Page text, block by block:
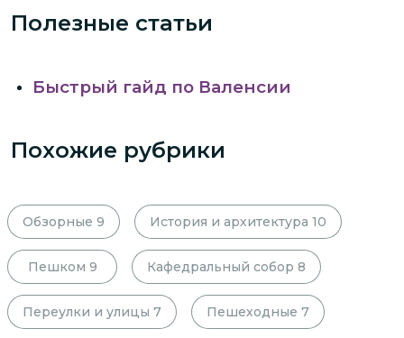
Полезные статьи
Быстрый гайд по Валенсии
Похожие рубрики
Обзорные 9 История и архитектура 10
Пешком 9 Кафедральный собор 8
Переулки и улицы 7 Пешеходные 7